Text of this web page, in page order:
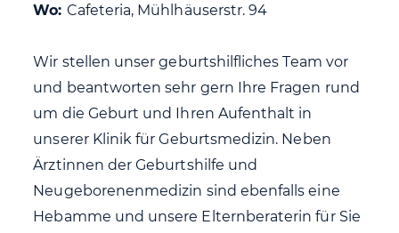
Wo: Cafeteria, Mühlhäuserstr. 94
Wir stellen unser geburtshilfliches Team vor
und beantworten sehr gern Ihre Fragen rund
um die Geburt und Ihren Aufenthalt in
unserer Klinik für Geburtsmedizin. Neben
Ärztinnen der Geburtshilfe und
Neugeborenenmedizin sind ebenfalls eine
Hebamme und unsere Elternberaterin für Sie